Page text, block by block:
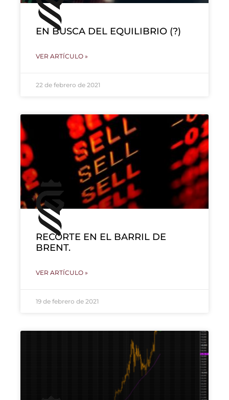
EN BUSCA DEL EQUILIBRIO (?)
VER ARTÍCULO »
22 de febrero de 2021
RECORTE EN EL BARRIL DE
BRENT.
VER ARTÍCULO »
19 de febrero de 2021